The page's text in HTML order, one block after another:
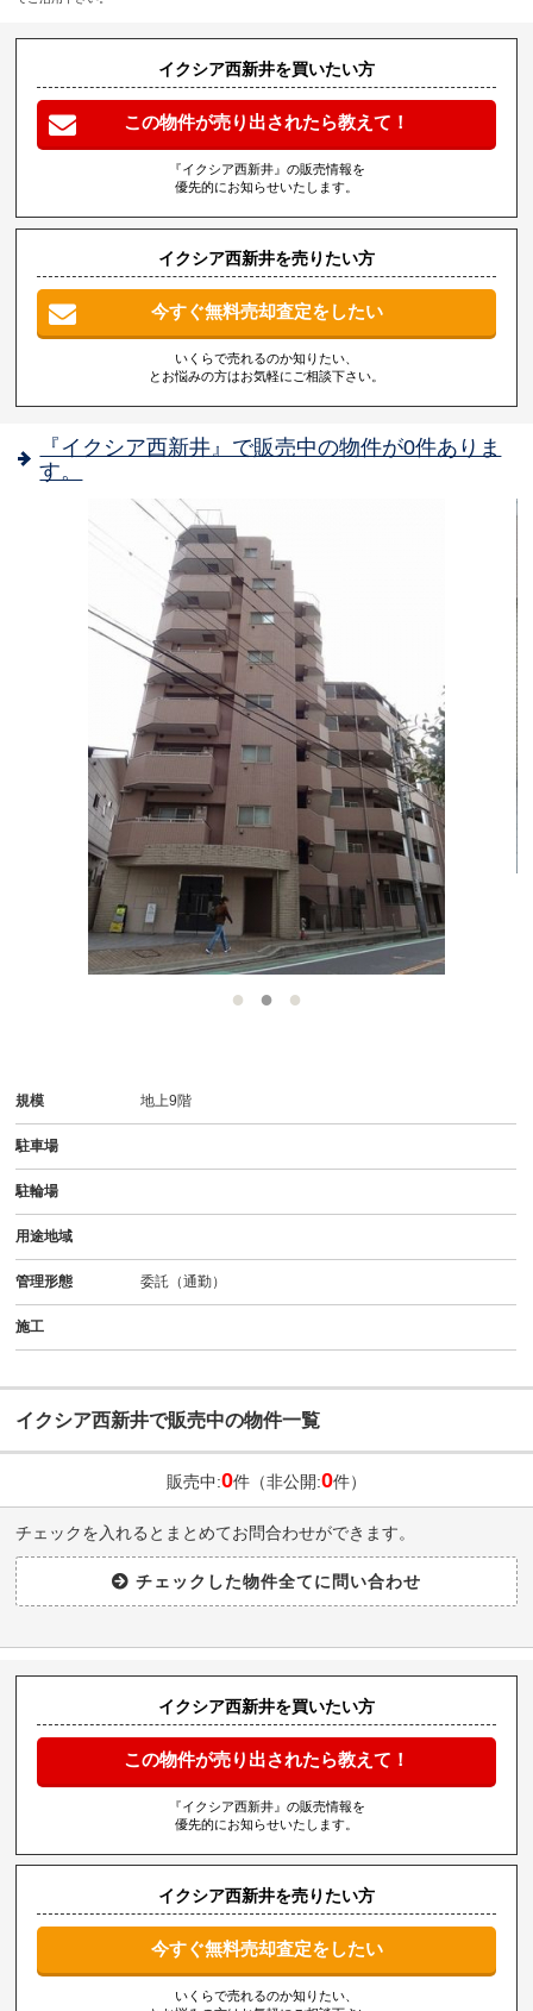
イクシア西新井を買いたい方
この物件が売り出されたら教えて！
『イクシア西新井』の販売情報を
優先的にお知らせいたします。
イクシア西新井を売りたい方
今すぐ無料売却査定をしたい
いくらで売れるのか知りたい、
とお悩みの方はお気軽にご相談下さい。
『イクシア西新井』で販売中の物件が0件ありま
す。
規模 地上9階
駐車場
駐輪場
用途地域
管理形態 委託（通勤）
施工
イクシア西新井で販売中の物件一覧
販売中:0件（非公開:0件）
チェックを入れるとまとめてお問合わせができます。
イクシア西新井を買いたい方
この物件が売り出されたら教えて！
『イクシア西新井』の販売情報を
優先的にお知らせいたします。
イクシア西新井を売りたい方
今すぐ無料売却査定をしたい
いくらで売れるのか知りたい、